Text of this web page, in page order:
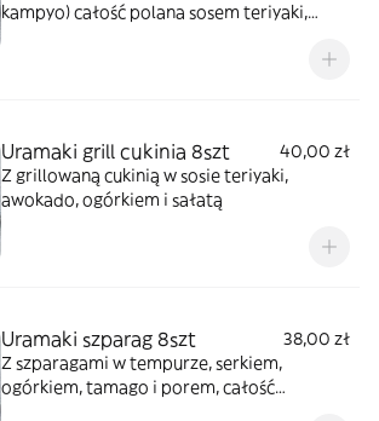
kampyo) całość polana sosem teriyaki,
Uramaki grill cukinia 8szt
40,00 zł
Z grillowaną cukinią w sosie teriyaki,
awokado, ogórkiem i sałatą
Uramaki szparag 8szt
38,00 zł
Z szparagami w tempurze, serkiem,
ogórkiem, tamago i porem, całość